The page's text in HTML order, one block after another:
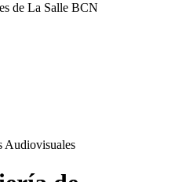
de La Salle BCN